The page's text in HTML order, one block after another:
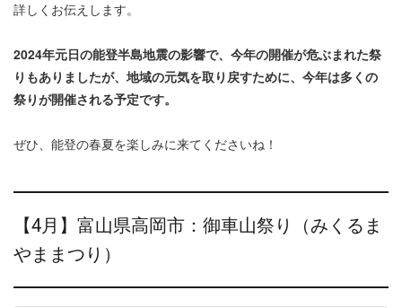
詳しくお伝えします。
2024年元日の能登半島地震の影響で、今年の開催が危ぶまれた祭
りもありましたが、地域の元気を取り戻すために、今年は多くの
祭りが開催される予定です。
ぜひ、能登の春夏を楽しみに来てくださいね！
【4月】富山県高岡市：御車山祭り（みくるま
やままつり）